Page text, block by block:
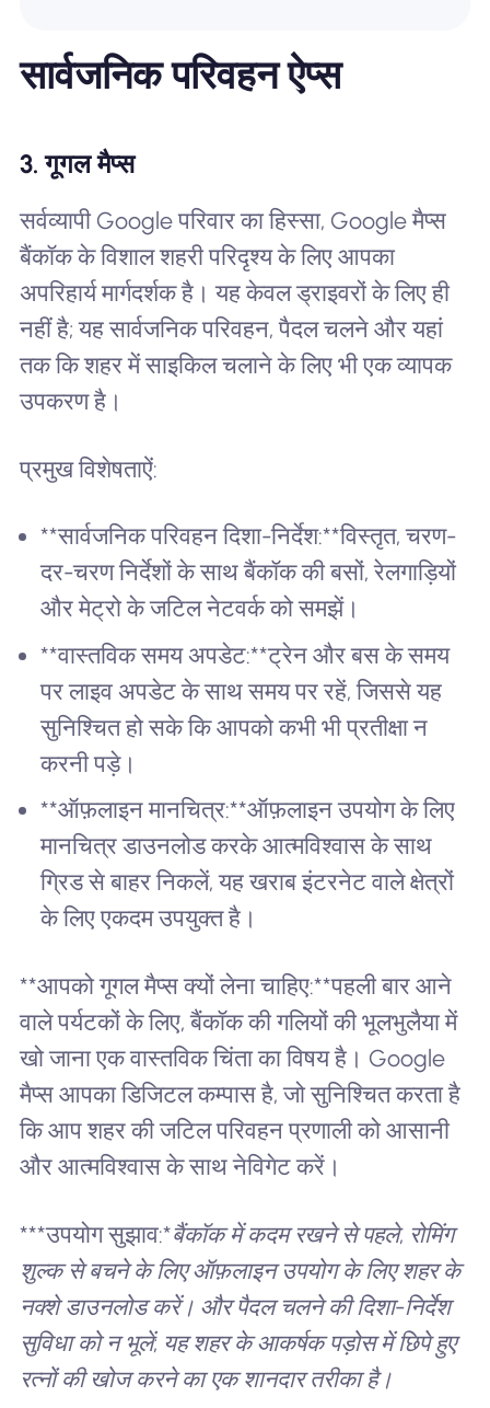
सार्वजनिक परिवहन ऐप्स
3. गूगल मैप्स
सर्वव्यापी Google परिवार का हिस्सा, Google मैप्स
बैंकॉक के विशाल शहरी परिदृश्य के लिए आपका
अपरिहार्य मार्गदर्शक है। यह केवल ड्राइवरों के लिए ही
नहीं है; यह सार्वजनिक परिवहन, पैदल चलने और यहां
तक ​​कि शहर में साइकिल चलाने के लिए भी एक व्यापक
उपकरण है।
प्रमुख विशेषताऐं:
**सार्वजनिक परिवहन दिशा-निर्देश:**विस्तृत, चरण-
दर-चरण निर्देशों के साथ बैंकॉक की बसों, रेलगाड़ियों
और मेट्रो के जटिल नेटवर्क को समझें।
**वास्तविक समय अपडेट:**ट्रेन और बस के समय
पर लाइव अपडेट के साथ समय पर रहें, जिससे यह
सुनिश्चित हो सके कि आपको कभी भी प्रतीक्षा न
करनी पड़े।
**ऑफ़लाइन मानचित्र:**ऑफ़लाइन उपयोग के लिए
मानचित्र डाउनलोड करके आत्मविश्वास के साथ
ग्रिड से बाहर निकलें, यह खराब इंटरनेट वाले क्षेत्रों
के लिए एकदम उपयुक्त है।
**आपको गूगल मैप्स क्यों लेना चाहिए:**पहली बार आने
वाले पर्यटकों के लिए, बैंकॉक की गलियों की भूलभुलैया में
खो जाना एक वास्तविक चिंता का विषय है। Google
मैप्स आपका डिजिटल कम्पास है, जो सुनिश्चित करता है
कि आप शहर की जटिल परिवहन प्रणाली को आसानी
और आत्मविश्वास के साथ नेविगेट करें।
***उपयोग सुझाव:*बैंकॉक में कदम रखने से पहले, रोमिंग
शुल्क से बचने के लिए ऑफ़लाइन उपयोग के लिए शहर के
नक्शे डाउनलोड करें। और पैदल चलने की दिशा-निर्देश
सुविधा को न भूलें; यह शहर के आकर्षक पड़ोस में छिपे हुए
रत्नों की खोज करने का एक शानदार तरीका है।